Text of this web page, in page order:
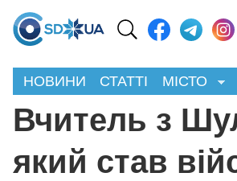
НОВИНИ СТАТТІ МІСТО
Вчитель з
який став